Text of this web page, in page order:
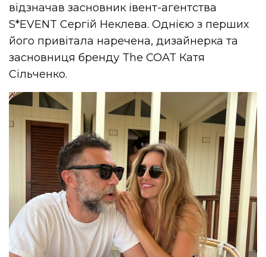
відзначав засновник івент-агентства
S*EVENT Сергій Неклева. Однією з перших
його привітала наречена, дизайнерка та
засновниця бренду The COAT Катя
Сільченко.